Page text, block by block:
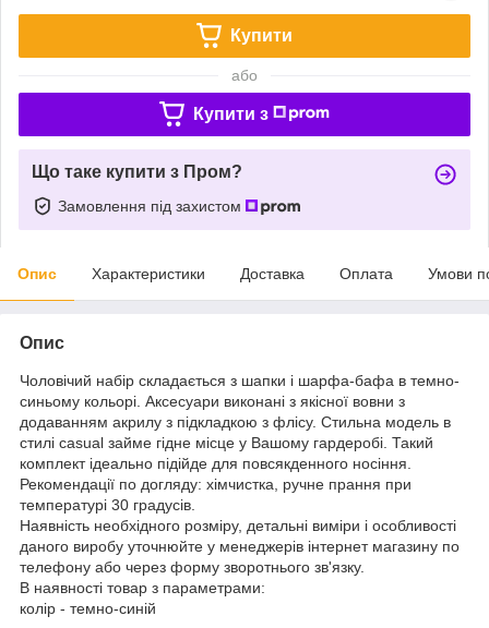
Купити
або
Купити з
Що таке купити з Пром?
Замовлення під захистом
Опис Характеристики Доставка Оплата Умови
Опис
Чоловічий набір складається з шапки і шарфа-бафа в темно-
синьому кольорі. Аксесуари виконані з якісної вовни з
додаванням акрилу з підкладкою з флісу. Стильна модель в
стилі casual займе гідне місце у Вашому гардеробі. Такий
комплект ідеально підійде для повсякденного носіння.
Рекомендації по догляду: хімчистка, ручне прання при
температурі 30 градусів.
Наявність необхідного розміру, детальні виміри і особливості
даного виробу уточнюйте у менеджерів інтернет магазину по
телефону або через форму зворотнього зв'язку.
В наявності товар з параметрами:
колір - темно-синій